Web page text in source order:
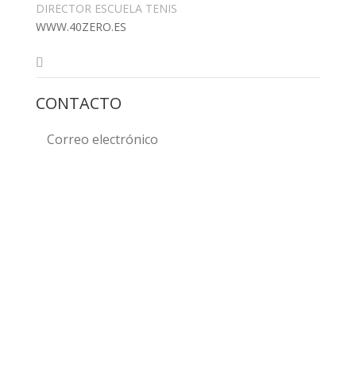
DIRECTOR ESCUELA TENIS
WWW.40ZERO.ES
CONTACTO